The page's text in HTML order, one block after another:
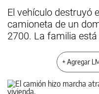
El vehículo destruyó
camioneta de un
2700. La familia está
+ Agregar